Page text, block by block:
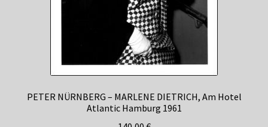
PETER NÜRNBERG – MARLENE DIETRICH, Am Hotel
Atlantic Hamburg 1961